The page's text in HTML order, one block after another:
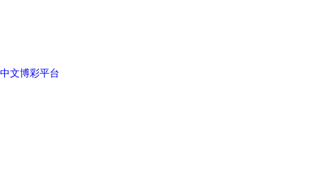
中文博彩平台